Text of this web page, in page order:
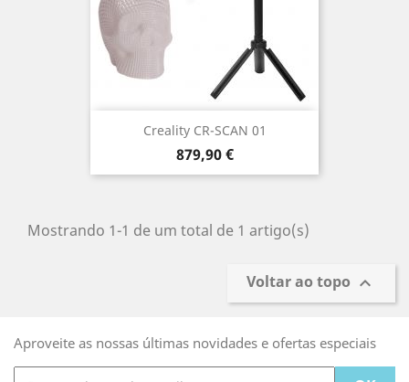
Creality CR-SCAN 01
Preço
879,90 €
Mostrando 1-1 de um total de 1 artigo(s)
Voltar ao topo 
Aproveite as nossas últimas novidades e ofertas especiais